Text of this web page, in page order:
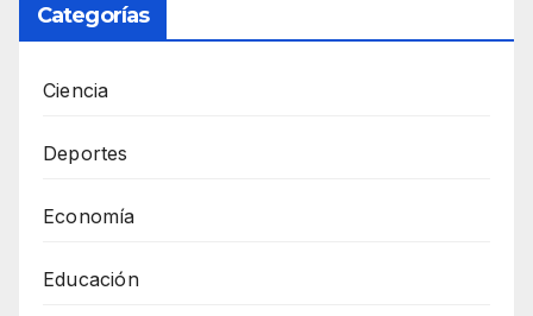
Categorías
Ciencia
Deportes
Economía
Educación